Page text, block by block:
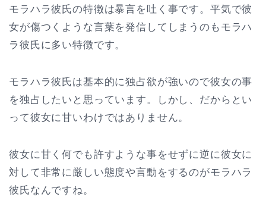
モラハラ彼氏の特徴は暴言を吐く事です。平気で彼
女が傷つくような言葉を発信してしまうのもモラハ
ラ彼氏に多い特徴です。
モラハラ彼氏は基本的に独占欲が強いので彼女の事
を独占したいと思っています。しかし、だからとい
って彼女に甘いわけではありません。
彼女に甘く何でも許すような事をせずに逆に彼女に
対して非常に厳しい態度や言動をするのがモラハラ
彼氏なんですね。